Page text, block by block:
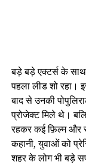
बड़े बड़े एक्टर्स के साथ
पहला लीड शो रहा।
बाद से उनकी
प्रोजेक्ट मिले थे।
रहकर कई फ़िल्म और
कहानी, युवाओं को
शहर के लोग भी बड़े